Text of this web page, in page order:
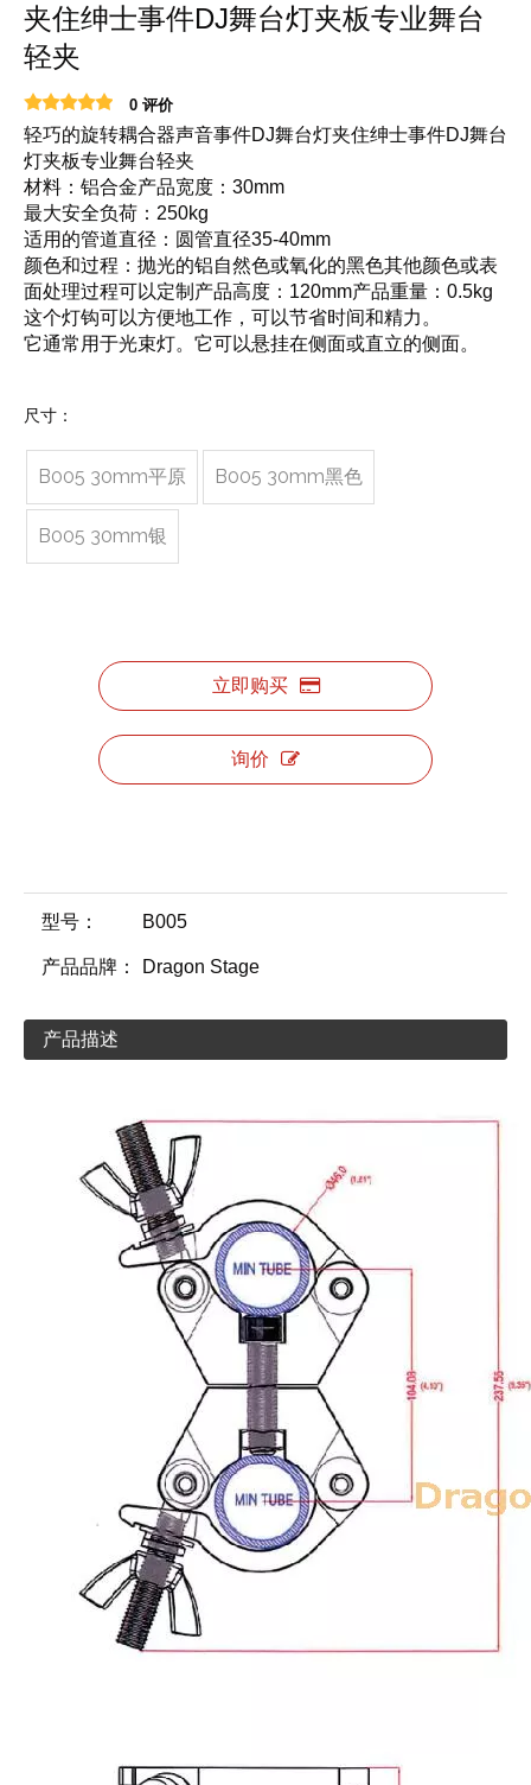
夹住绅士事件DJ舞台灯夹板专业舞台
轻夹
0 评价
轻巧的旋转耦合器声音事件DJ舞台灯夹住绅士事件DJ舞台
灯夹板专业舞台轻夹
材料：铝合金产品宽度：30mm
最大安全负荷：250kg
适用的管道直径：圆管直径35-40mm
颜色和过程：抛光的铝自然色或氧化的黑色其他颜色或表
面处理过程可以定制产品高度：120mm产品重量：0.5kg
这个灯钩可以方便地工作，可以节省时间和精力。
它通常用于光束灯。它可以悬挂在侧面或直立的侧面。
尺寸：
B005 30mm平原 B005 30mm黑色
B005 30mm银
立即购买
询价
型号： B005
产品品牌： Dragon Stage
产品描述